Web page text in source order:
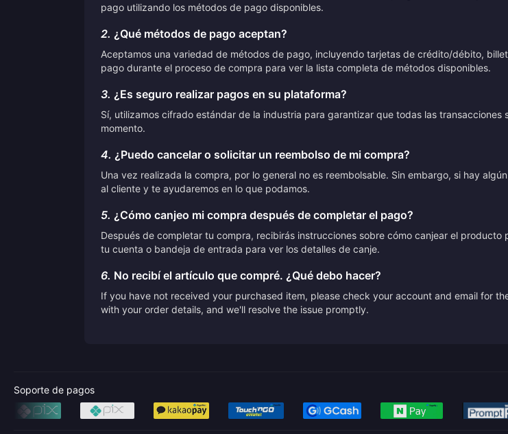
pago utilizando los métodos de pago disponibles.
2. ¿Qué métodos de pago aceptan?
Aceptamos una variedad de métodos de pago, incluyendo tarjetas de crédito/débito,
pago durante el proceso de compra para ver la lista completa de métodos disponibles.
3. ¿Es seguro realizar pagos en su plataforma?
Sí, utilizamos cifrado estándar de la industria para garantizar que todas las
momento.
4. ¿Puedo cancelar o solicitar un reembolso de mi compra?
Una vez realizada la compra, por lo general no es reembolsable. Sin embargo, si hay
al cliente y te ayudaremos en lo que podamos.
5. ¿Cómo canjeo mi compra después de completar el pago?
Después de completar tu compra, recibirás instrucciones sobre cómo canjear el
tu cuenta o bandeja de entrada para ver los detalles de canje.
6. No recibí el artículo que compré. ¿Qué debo hacer?
If you have not received your purchased item, please check your account and email for
with your order details, and we'll resolve the issue promptly.
Soporte de pagos